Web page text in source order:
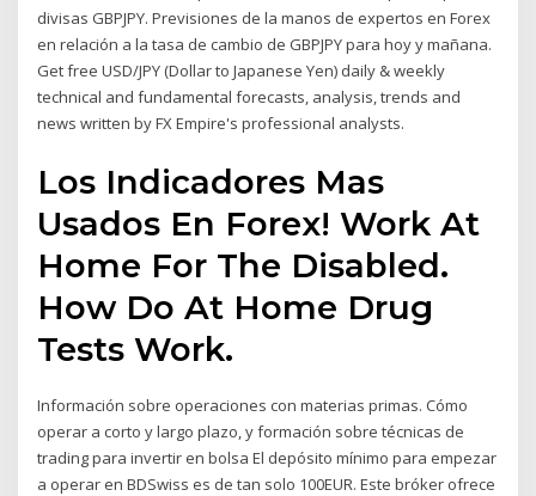
divisas GBPJPY. Previsiones de la manos de expertos en Forex
en relación a la tasa de cambio de GBPJPY para hoy y mañana.
Get free USD/JPY (Dollar to Japanese Yen) daily & weekly
technical and fundamental forecasts, analysis, trends and
news written by FX Empire's professional analysts.
Los Indicadores Mas
Usados En Forex! Work At
Home For The Disabled.
How Do At Home Drug
Tests Work.
Información sobre operaciones con materias primas. Cómo
operar a corto y largo plazo, y formación sobre técnicas de
trading para invertir en bolsa El depósito mínimo para empezar
a operar en BDSwiss es de tan solo 100EUR. Este bróker ofrece